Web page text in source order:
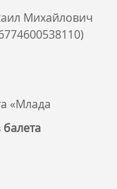
Михайлович
«Млада